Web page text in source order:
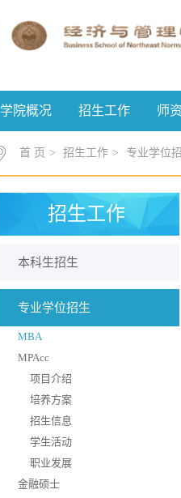
学院概况 招生工作 师
首 页 > 招生工作 > 专业学位
招生工作
本科生招生
专业学位招生
MBA
MPAcc
项目介绍
培养方案
招生信息
学生活动
职业发展
金融硕士